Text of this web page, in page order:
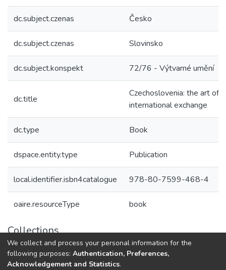
dc.subject.czenas Česko
dc.subject.czenas Slovinsko
dc.subject.konspekt 72/76 - Výtvarné umění
dc.title
Czechoslovenia: the art of
international exchange
dc.type Book
dspace.entity.type Publication
local.identifier.isbn4catalogue 978-80-7599-468-4
oaire.resourceType book
Collections
Pedagogická fakulta
We collect and process your personal information for the
following purposes: Authentication, Preferences,
Acknowledgement and Statistics.